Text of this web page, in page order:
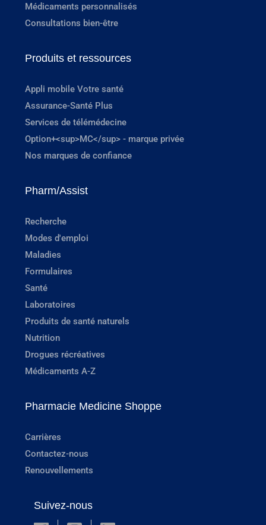
Médicaments personnalisés
Consultations bien-être
Produits et ressources
Appli mobile Votre santé
Assurance-Santé Plus
Services de télémédecine
Option+<sup>MC</sup> - marque privée
Nos marques de confiance
Pharm/Assist
Recherche
Modes d'emploi
Maladies
Formulaires
Santé
Laboratoires
Produits de santé naturels
Nutrition
Drogues récréatives
Médicaments A-Z
Pharmacie Medicine Shoppe
Carrières
Contactez-nous
Renouvellements
Suivez-nous